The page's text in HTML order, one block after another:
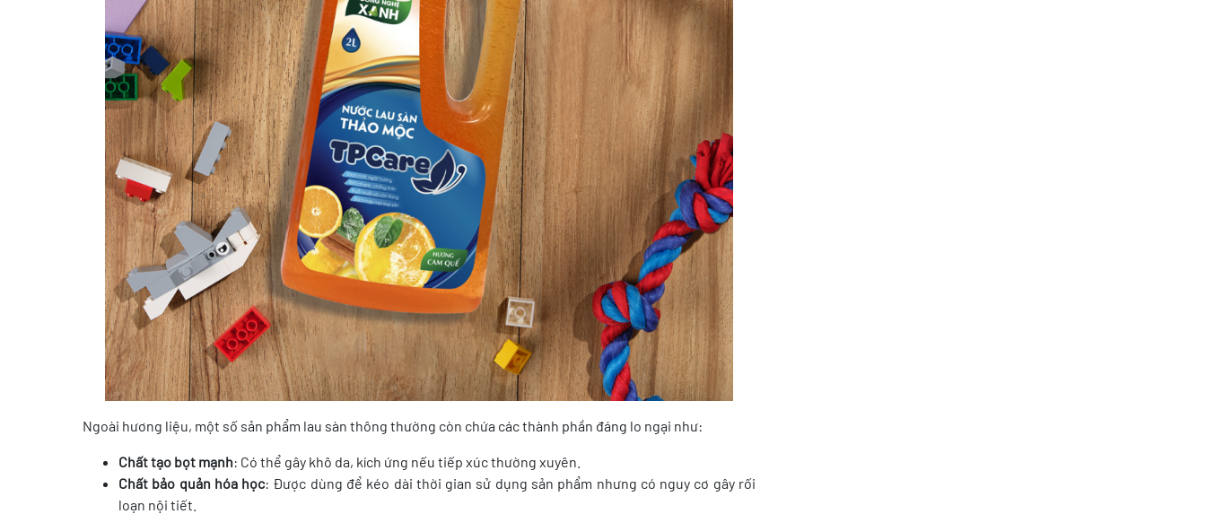
Ngoài hương liệu, một số sản phẩm lau sàn thông thường còn chứa các thành phần đáng lo ngại như:
Chất tạo bọt mạnh: Có thể gây khô da, kích ứng nếu tiếp xúc thường xuyên.
Chất bảo quản hóa học: Được dùng để kéo dài thời gian sử dụng sản phẩm nhưng có nguy cơ gây rối
loạn nội tiết.